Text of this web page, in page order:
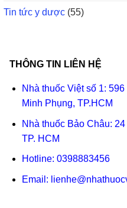
Tin tức y dược (55)
THÔNG TIN LIÊN HỆ
Nhà thuốc Việt số 1:
Minh Phụng, TP.HCM
Nhà thuốc Bảo Châu:
TP. HCM
Hotline: 0398883456
Email: